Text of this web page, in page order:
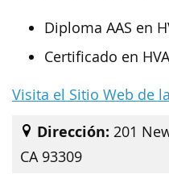
Diploma AAS en
Certificado en
Visita el Sitio Web de
Dirección: 201
CA 93309